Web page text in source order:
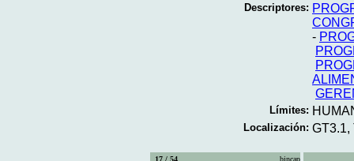
Descriptores:
-
Límites:
Localización: GT3.1,
17 / 54
bincap